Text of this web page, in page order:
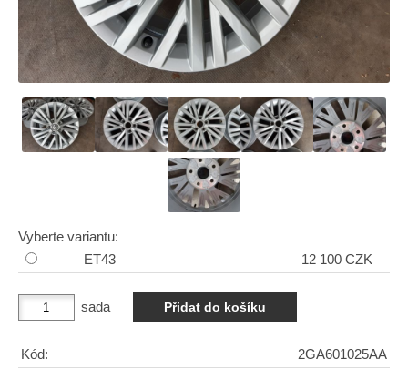
Vyberte variantu:
ET43
12 100 CZK
sada
Kód: 2GA601025AA